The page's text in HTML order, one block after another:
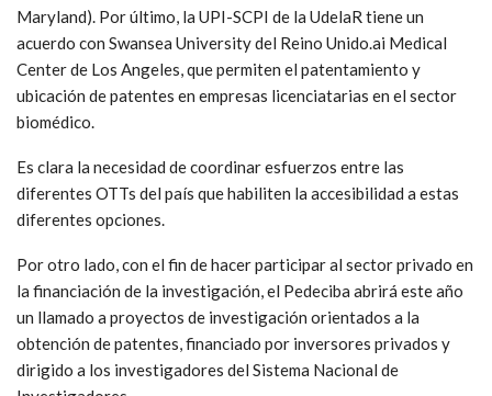
Maryland). Por último, la UPI-SCPI de la UdelaR tiene un
acuerdo con Swansea University del Reino Unido.ai Medical
Center de Los Angeles, que permiten el patentamiento y
ubicación de patentes en empresas licenciatarias en el sector
biomédico.
Es clara la necesidad de coordinar esfuerzos entre las
diferentes OTTs del país que habiliten la accesibilidad a estas
diferentes opciones.
Por otro lado, con el fin de hacer participar al sector privado en
la financiación de la investigación, el Pedeciba abrirá este año
un llamado a proyectos de investigación orientados a la
obtención de patentes, financiado por inversores privados y
dirigido a los investigadores del Sistema Nacional de